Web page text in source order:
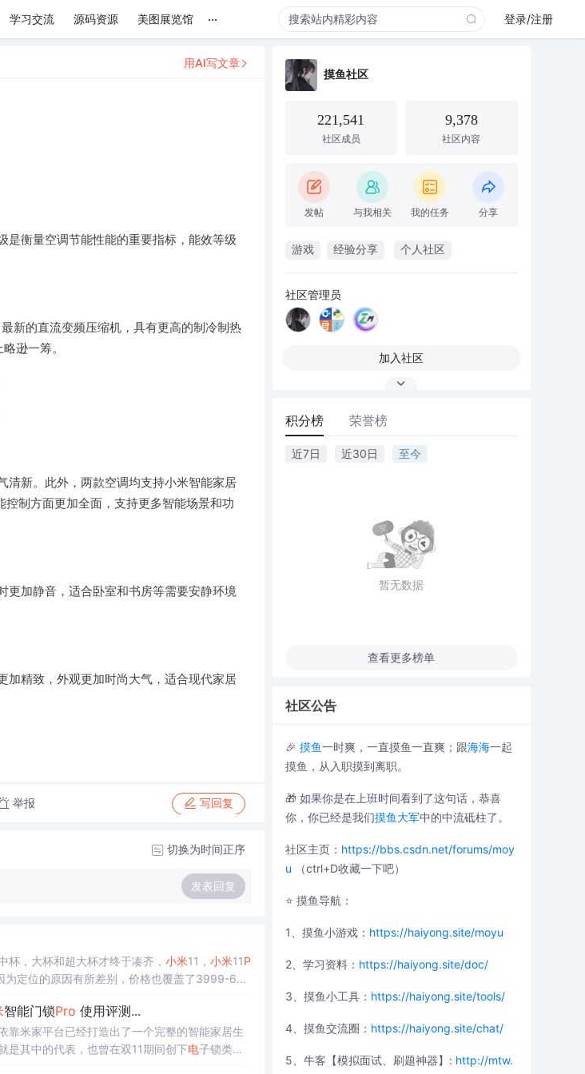
学习交流 源码资源 美图展览馆 ... 登录/注册
是衡量空调节能性能的重要指标，能效等级
新的直流变频压缩机，具有更高的制冷制热
逊一筹。
清新。此外，两款空调均支持小米智能家居
控制方面更加全面，支持更多智能场景和功
更加静音，适合卧室和书房等需要安静环境
加精致，外观更加时尚大气，适合现代家居
举报 写回复
用AI写文章
切换为时间正序
发表回复
杯，大杯和超大杯才终于凑齐， 小米11， 小米11P
定位的原因有所差别，价格也覆盖了3999-699
观上可以看出
智能门锁Pro 使用评测...
靠米家平台已经打造出了一个完整的智能家居生
是其中的代表，也曾在双11期间创下电子锁类目
摸鱼社区
221,541
社区成员
9,378
社区内容
发帖 与我相关 我的任务 分享
游戏 经验分享 个人社区
社区管理员
加入社区
积分榜 荣誉榜
近7日 近30日 至今
暂无数据
查看更多榜单
社区公告
🎉 摸鱼一时爽，一直摸鱼一直爽；跟海海一起
摸鱼，从入职摸到离职。
🎁 如果你是在上班时间看到了这句话，恭喜
你，你已经是我们摸鱼大军中的中流砥柱了。
社区主页： https://bbs.csdn.net/forums/moy
u （ctrl+D收藏一下吧）
⭐️ 摸鱼导航：
1、摸鱼小游戏： https://haiyong.site/moyu
2、学习资料： https://haiyong.site/doc/
3、摸鱼小工具： https://haiyong.site/tools/
4、摸鱼交流圈： https://haiyong.site/chat/
5、牛客【模拟面试、刷题神器】: http://mtw.